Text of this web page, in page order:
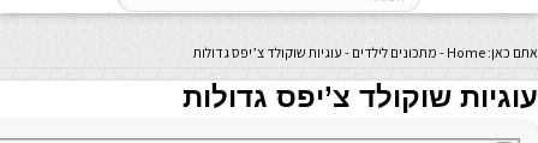
אתם כאן: Home
- מתכונים לילדים - עוגיות שוקולד צ’יפס גדולות
עוגיות שוקולד צ’יפס גדולות